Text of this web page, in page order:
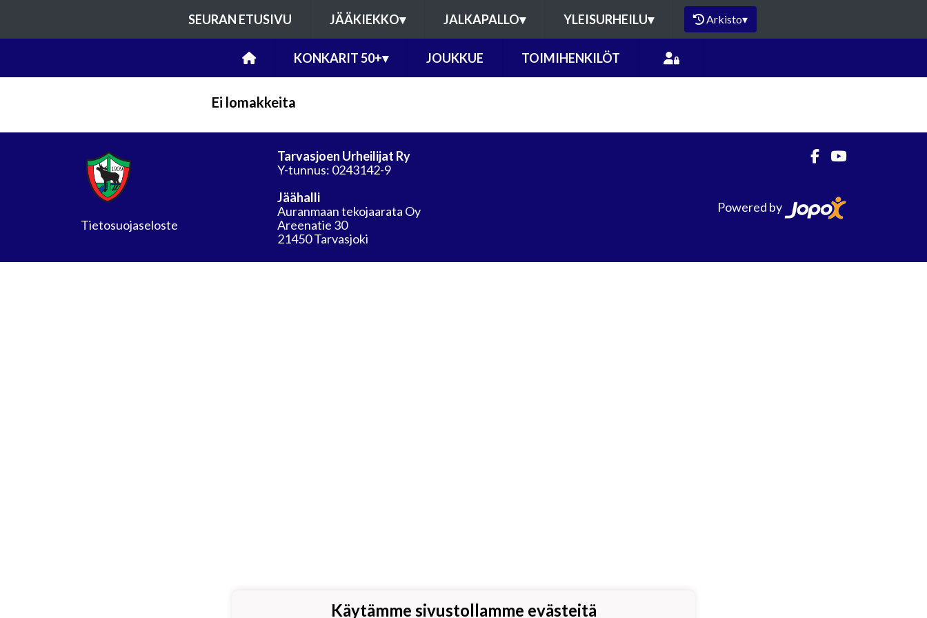
SEURAN ETUSIVU JÄÄKIEKKO▾ JALKAPALLO▾ YLEISURHEILU▾ Arkisto▾
KONKARIT 50+▾ JOUKKUE TOIMIHENKILÖT
Ei lomakkeita
Tietosuojaseloste
Tarvasjoen Urheilijat Ry
Y-tunnus: 0243142-9
Jäähalli
Auranmaan tekojaarata Oy
Areenatie 30
21450 Tarvasjoki
Powered by
Käytämme sivustollamme evästeitä